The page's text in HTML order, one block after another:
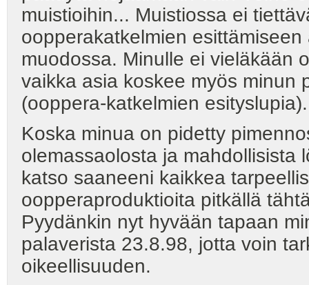
muistioihin... Muistiossa ei
oopperakatkelmien
muodossa. Minulle ei vieläkään
vaikka asia koskee myös minun
(ooppera-katkelmien esityslupia).
Koska minua on pidetty
olemassaolosta ja mahdollisista
katso saaneeni kaikkea
oopperaproduktioita pitkällä
Pyydänkin nyt hyvään tapaan
palaverista 23.8.98, jotta voin
oikeellisuuden.